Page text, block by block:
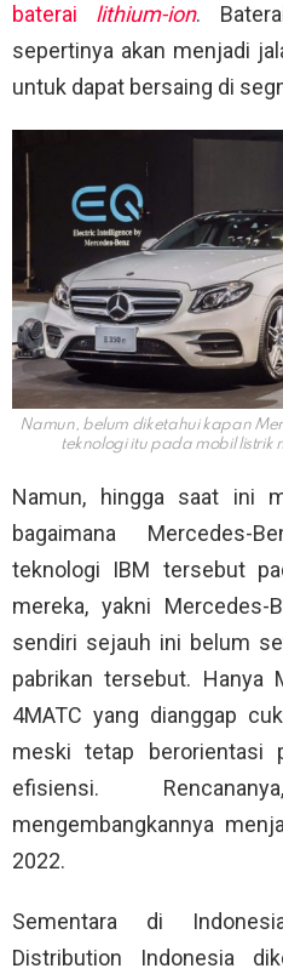
baterai lithium-ion.
sepertinya akan menjadi
untuk dapat bersaing di
Namun, belum diketahui kapan
teknologi itu pada mobil listrik
Namun, hingga saat ini
bagaimana Mercedes-
teknologi IBM tersebut
mereka, yakni
sendiri sejauh ini belum
pabrikan tersebut. Hanya
4MATC yang dianggap
meski tetap berorientasi
efisiensi.
mengembangkannya
2022.
Sementara di
Distribution Indonesia